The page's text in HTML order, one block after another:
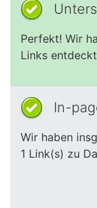
Perfekt! Wir
Links
In-
Wir haben
1 Link(s) zu